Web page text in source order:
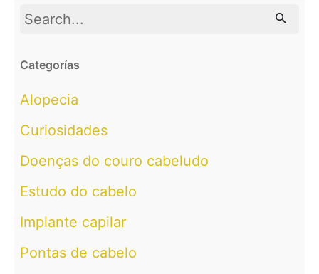
Search
Categorías
Alopecia
Curiosidades
Doenças do couro cabeludo
Estudo do cabelo
Implante capilar
Pontas de cabelo